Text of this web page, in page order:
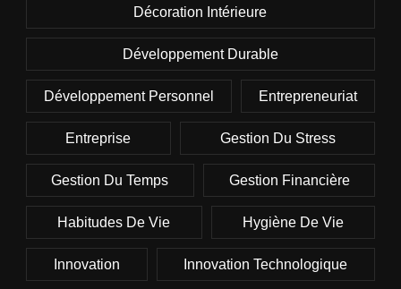
Décoration Intérieure
Développement Durable
Développement Personnel Entrepreneuriat
Entreprise Gestion Du Stress
Gestion Du Temps Gestion Financière
Habitudes De Vie Hygiène De Vie
Innovation Innovation Technologique